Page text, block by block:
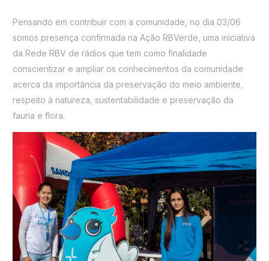
Pensando em contribuir com a comunidade, no dia 03/06
somos presença confirmada na Ação RBVerde, uma iniciativa
da Rede RBV de rádios que tem como finalidade
conscientizar e ampliar os conhecimentos da comunidade
acerca da importância da preservação do meio ambiente,
respeito à natureza, sustentabilidade e preservação da
fauna e flora.